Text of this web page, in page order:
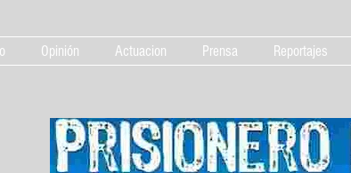
Opinión Actuacion Prensa Reportajes